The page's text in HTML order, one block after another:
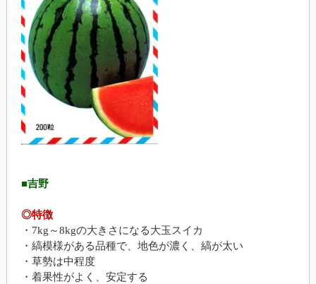
■吉野
◎特徴
・7kg～8kgの大きさになる大玉スイカ
・縞模様がある品種で、地色が濃く、縞が太い
・草勢は中程度
・着果性がよく、安定する